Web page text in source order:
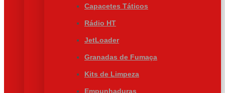
Capacetes Táticos
Rádio HT
JetLoader
Granadas de Fumaça
Kits de Limpeza
Empunhaduras